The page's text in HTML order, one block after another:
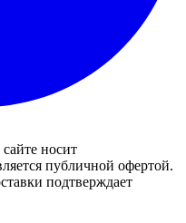
носит
публичной офертой.
подтверждает